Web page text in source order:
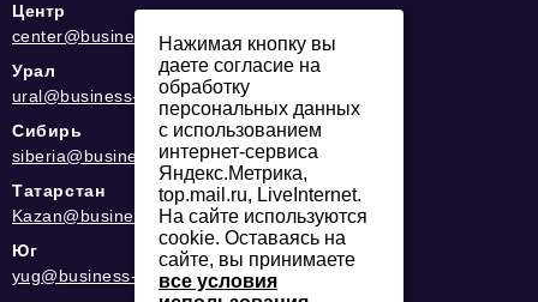
Центр
center@business-magazine.online
Урал
ural@business-magazine.online
Сибирь
siberia@business-magazine.online
Татарстан
Kazan@business-magazine.online
Юг
yug@business-magazine.online
Нажимая кнопку вы
даете согласие на
обработку
персональных данных
с использованием
интернет-сервиса
Яндекс.Метрика,
top.mail.ru, LiveInternet.
На сайте используются
cookie. Оставаясь на
сайте, вы принимаете
все условия